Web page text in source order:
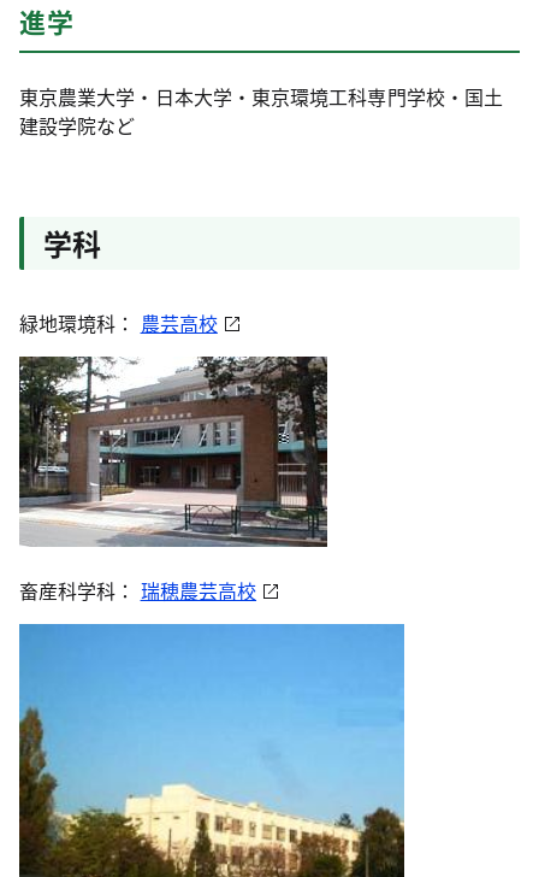
進学
東京農業大学・日本大学・東京環境工科専門学校・国土
建設学院など
学科
緑地環境科： 農芸高校
畜産科学科： 瑞穂農芸高校